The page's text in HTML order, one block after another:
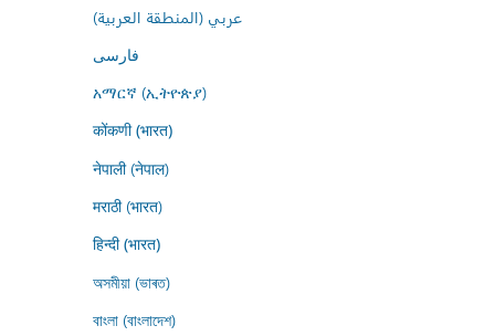
عربي (المنطقة العربية)
فارسى
አማርኛ (ኢትዮጵያ)
कोंकणी (भारत)
नेपाली (नेपाल)
मराठी (भारत)
हिन्दी (भारत)
অসমীয়া (ভাৰত)
বাংলা (বাংলাদেশ)